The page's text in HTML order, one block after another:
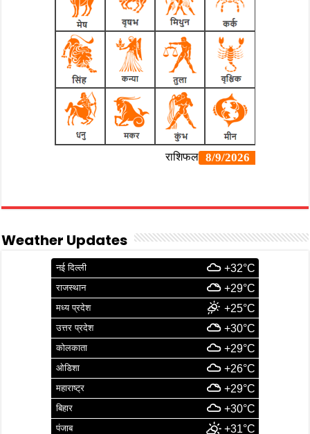
Weather Updates
नई दिल्ली +32°C
राजस्थान +29°C
मध्य प्रदेश +25°C
उत्तर प्रदेश +30°C
कोलकाता +29°C
ओडिशा +26°C
महाराष्ट्र +29°C
बिहार +30°C
पंजाब +31°C